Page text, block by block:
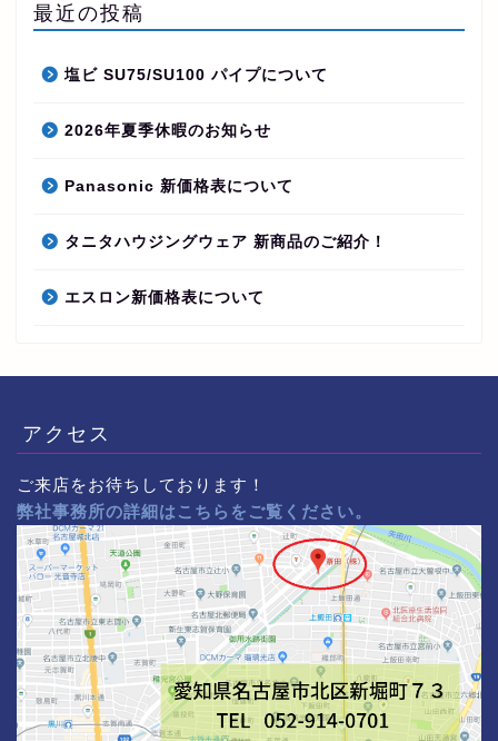
最近の投稿
塩ビ SU75/SU100 パイプについて
2026年夏季休暇のお知らせ
Panasonic 新価格表について
タニタハウジングウェア 新商品のご紹介！
エスロン新価格表について
アクセス
ご来店をお待ちしております！
弊社事務所の詳細はこちらをご覧ください。